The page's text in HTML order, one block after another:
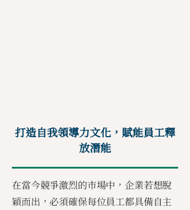
打造自我領導力文化，賦能員工釋
放潛能
在當今競爭激烈的市場中，企業若想脫
穎而出，必須確保每位員工都具備自主